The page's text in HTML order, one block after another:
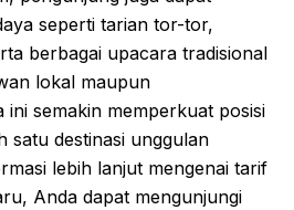
seperti tarian tor-tor,
berbagai upacara tradisional
lokal maupun
ini semakin memperkuat posisi
satu destinasi unggulan
lebih lanjut mengenai tarif
Anda dapat mengunjungi